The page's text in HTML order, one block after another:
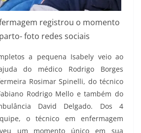
registrou o momento
foto redes sociais
a pequena Isabely veio ao
do médico Rodrigo Borges
Rosimar Spinelli, do técnico
Rodrigo Mello e também do
David Delgado. Dos 4
o técnico em enfermagem
um momento único em sua